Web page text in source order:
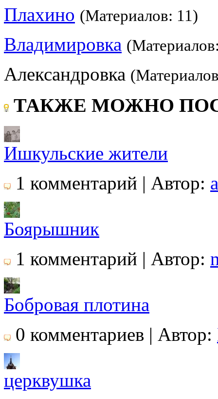
Плахино (Материалов: 11)
Владимировка
Александровка
ТАКЖЕ МОЖНО
Ишкульские жители
1 комментарий | Автор:
Боярышник
1 комментарий | Автор:
Бобровая плотина
0 комментариев | Автор:
церквушка